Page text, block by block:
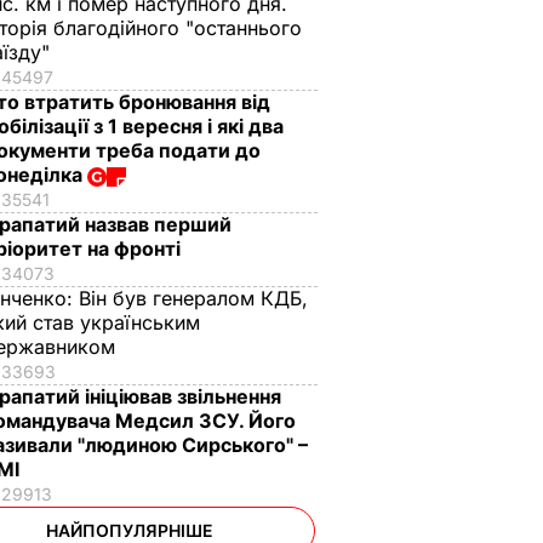
благодійного "останнього
45497
втратить бронювання від
з 1 вересня і які два
треба подати до
35541
назвав перший
на фронті
34073
Він був генералом КДБ,
став українським
33693
ініціював звільнення
Медсил ЗСУ. Його
"людиною Сирського" –
29913
НАЙПОПУЛЯРНІШЕ